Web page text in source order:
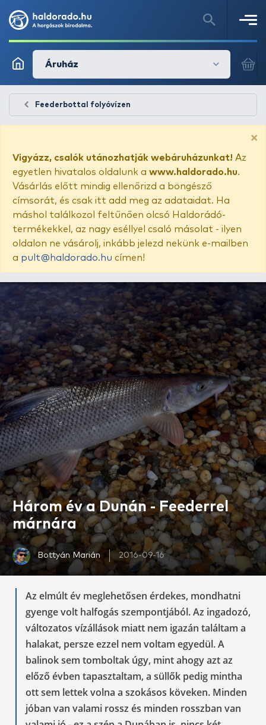
Áruház
Feederbottal folyóvízen
×
Vigyázz, csalók utánozhatják webáruházunkat! Az
egyetlen hivatalos oldalunk a www.haldorado.hu.
Vásárlás előtt mindig ellenőrizd a böngésző
címsorát, és csak itt add meg az adataidat. Ha
máshol találkozol feltűnően olcsó Haldorádó-
termékekkel, az nagy eséllyel csaló másolat - ilyen
oldalon ne vásárolj, inkább jelezd nekünk e-mailben
a pult@haldorado.hu címen!
Három év a Dunán - Feederrel
márnára
Bottyán Marián 2016-09-16
Az elmúlt év meglehetősen érdekes, mondhatni
gyenge volt halfogás szempontjából. Az ingadozó,
változatos vízállások miatt nem igazán találtam a
halakat, persze ezzel nem voltam egyedül. A
balinok sem tomboltak úgy, mint ahogy azt az
előző évben tapasztaltam, a süllők pedig mintha
ott sem lettek volna a szokásos köveken. Minden
jóban van valami rossz és minden rosszban van